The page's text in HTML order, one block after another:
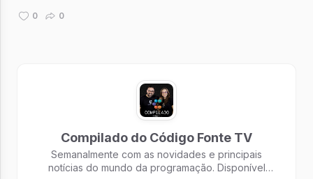
0 0
Compilado do Código Fonte TV
Semanalmente com as novidades e principais
notícias do mundo da programação. Disponível